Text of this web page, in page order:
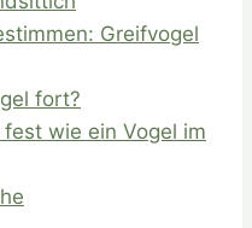
Greifvogel
fort?
wie ein Vogel im